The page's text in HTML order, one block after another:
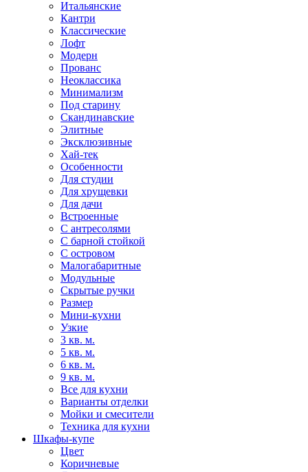
Итальянские
Кантри
Классические
Лофт
Модерн
Прованс
Неоклассика
Минимализм
Под старину
Скандинавские
Элитные
Эксклюзивные
Хай-тек
Особенности
Для студии
Для хрущевки
Для дачи
Встроенные
С антресолями
С барной стойкой
С островом
Малогабаритные
Модульные
Скрытые ручки
Размер
Мини-кухни
Узкие
3 кв. м.
5 кв. м.
6 кв. м.
9 кв. м.
Все для кухни
Варианты отделки
Мойки и смесители
Техника для кухни
Шкафы-купе
Цвет
Коричневые